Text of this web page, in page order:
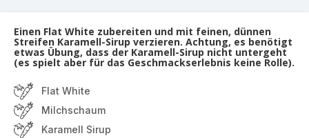
Einen Flat White zubereiten und mit feinen, dünnen
Streifen Karamell-Sirup verzieren. Achtung, es benötigt
etwas Übung, dass der Karamell-Sirup nicht untergeht
(es spielt aber für das Geschmackserlebnis keine Rolle).
Flat White
Milchschaum
Karamell Sirup